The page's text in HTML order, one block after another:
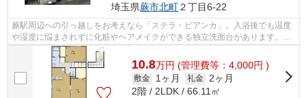
埼玉県蕨市北町２丁目6-22
蕨駅周辺への引っ越しをお考えなら「ステラ・ビアンカ」。入浴後でも温度
や湿度に悩まされずに化粧やヘアメイクができる独立洗面台があります。知
らない人が来た時でも玄関を開ける必...
10.8万円 (管理費等：4,000円 )
敷金 1ヶ月 礼金
2ヶ月
2階 / 2LDK / 66.11㎡